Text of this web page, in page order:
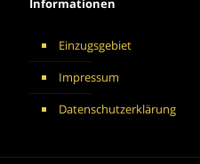
Informationen
Einzugsgebiet
Impressum
Datenschutzerklärung